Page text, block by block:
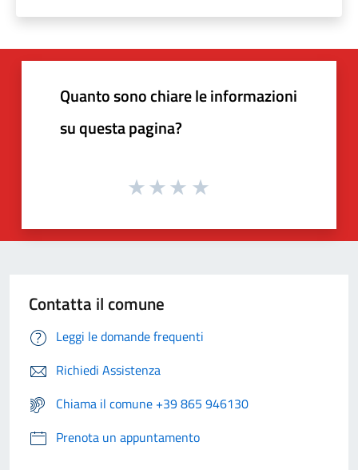
Quanto sono chiare le informazioni
su questa pagina?
Contatta il comune
Leggi le domande frequenti
Richiedi Assistenza
Chiama il comune +39 865 946130
Prenota un appuntamento